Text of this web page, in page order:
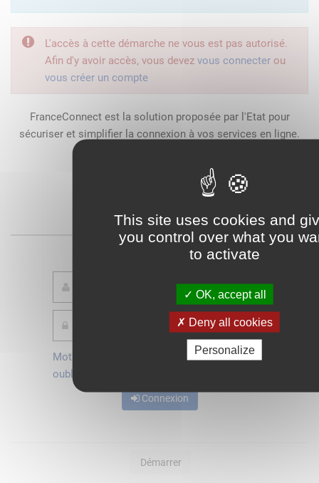
This site uses cookies and
you control over what you
to activate
OK, accept all
Deny all cookies
Personalize
L'accès à cette démarche ne vous est pas autorisé.
Afin d'y avoir accès, vous devez vous connecter ou
vous créer un compte
FranceConnect est la solution proposée par l'Etat pour
sécuriser et simplifier la connexion à vos services en ligne.
ou
Mot de passe
oublié ?
Je crée mon
Connexion
Démarrer